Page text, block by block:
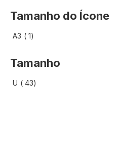
Tamanho do Ícone
A3 1artigo
Tamanho
U 43artigo